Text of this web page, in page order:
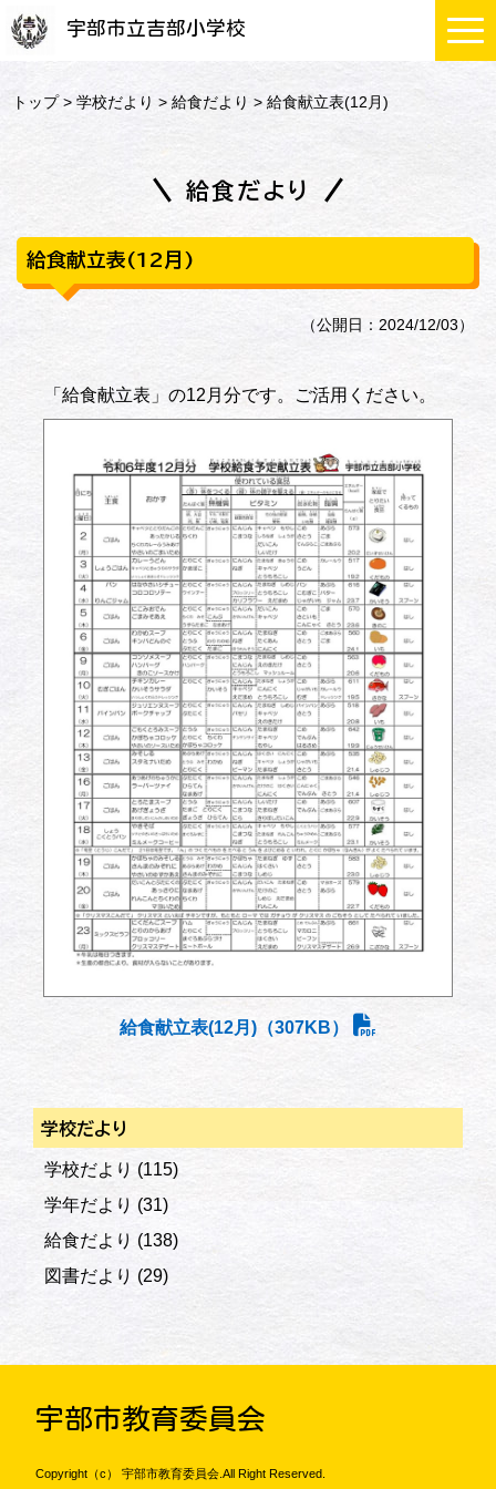
宇部市立吉部小学校
トップ>学校だより >給食だより > 給食献立表(12月)
給食だより
給食献立表(12月)
（公開日：2024/12/03）
「給食献立表」の12月分です。ご活用ください。
給食献立表(12月)（307KB）
学校だより
学校だより (115)
学年だより (31)
給食だより (138)
図書だより (29)
宇部市教育委員会
Copyright（c） 宇部市教育委員会.All Right Reserved.